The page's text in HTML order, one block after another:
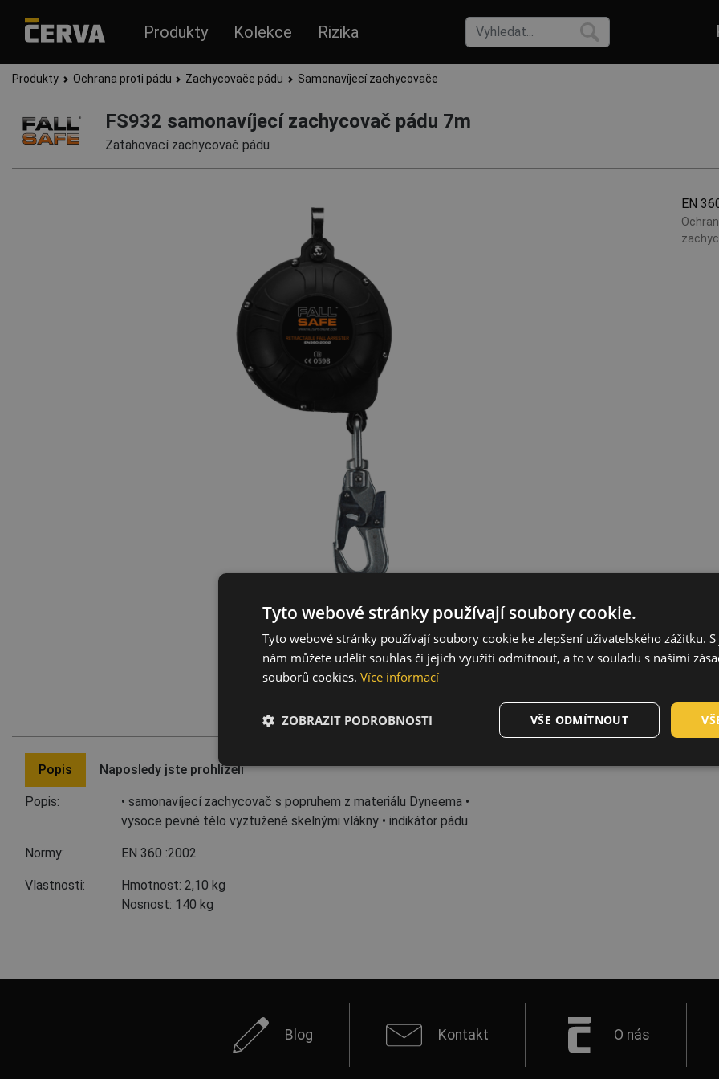
Produkty Kolekce Rizika
Produkty Ochrana proti pádu Zachycovače pádu Samonavíjecí zachycovače
FS932 samonavíjecí zachycovač pádu 7m
Zatahovací zachycovač pádu
EN
Popis Naposledy jste prohlíželi
Popis:
• samonavíjecí zachycovač s popruhem z materiálu Dyneema •
vysoce pevné tělo vyztužené skelnými vlákny • indikátor pádu
Normy: EN 360 :2002
Vlastnosti:
Hmotnost: 2,10 kg
Nosnost: 140 kg
Blog Kontakt O nás
Tyto webové stránky používají soubory cookie.
Tyto webové stránky používají soubory cookie ke zlepšení uživatelského zážitku.
nám můžete udělit souhlas či jejich využití odmítnout, a to v souladu s našimi
souborů cookies. Více informací
VŠE ODMÍTNOUT
ZOBRAZIT PODROBNOSTI